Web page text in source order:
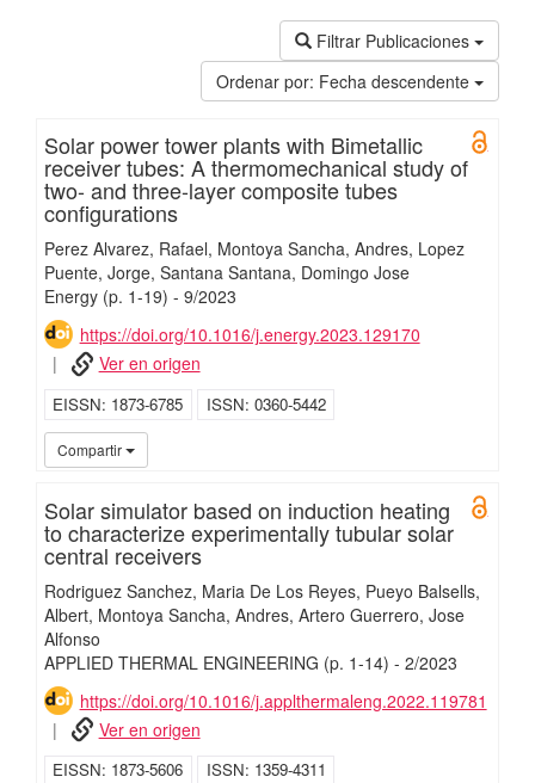
Filtrar Publicaciones
Ordenar por: Fecha descendente
Solar power tower plants with Bimetallic
receiver tubes: A thermomechanical study of
two- and three-layer composite tubes
configurations
Perez Alvarez, Rafael Montoya Sancha, Andres Lopez
Puente, Jorge Santana Santana, Domingo Jose
Energy (p. 1-19) - 9/2023
https://doi.org/10.1016/j.energy.2023.129170
Ver en origen
EISSN 1873-6785 ISSN 0360-5442
Compartir
Solar simulator based on induction heating
to characterize experimentally tubular solar
central receivers
Rodriguez Sanchez, Maria De Los Reyes Pueyo Balsells,
Albert Montoya Sancha, Andres Artero Guerrero, Jose
Alfonso
APPLIED THERMAL ENGINEERING (p. 1-14) - 2/2023
https://doi.org/10.1016/j.applthermaleng.2022.119781
Ver en origen
EISSN 1873-5606 ISSN 1359-4311